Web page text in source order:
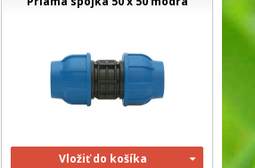
Vložiť do košíka